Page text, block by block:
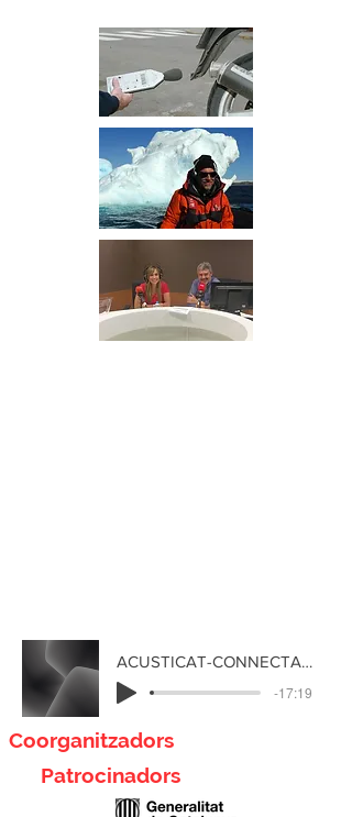
ACUSTICAT-CONNECTATS 16
-17:19
Coorganitzadors
Patrocinadors